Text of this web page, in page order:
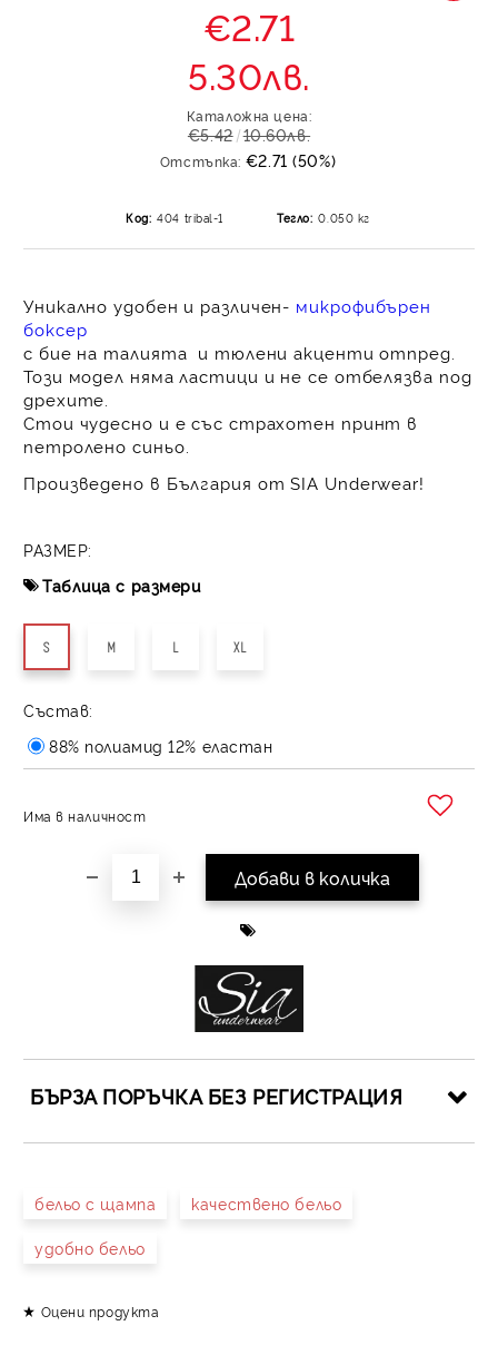
€2.71
5.30лв.
Каталожна цена:
€5.42 10.60лв.
Отстъпка: €2.71 (50%)
Код: 404 tribal-1 Тегло: 0.050 кг
Уникално удобен и различен- микрофибърен
боксер
с бие на талията и тюлени акценти отпред.
Този модел няма ластици и не се отбелязва под
дрехите.
Стои чудесно и е със страхотен принт в
петролено синьо.
Произведено в България от SIA Underwear!
РАЗМЕР:
Таблица с размери
S M L XL
Състав:
88% полиамид 12% еластан
Има в наличност
БЪРЗА ПОРЪЧКА БЕЗ РЕГИСТРАЦИЯ
бельо с щампа качествено бельо
удобно бельо
Оцени продукта